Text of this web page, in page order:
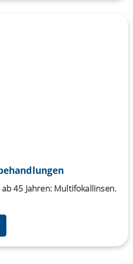
45 Jahren: Multifokallinsen.